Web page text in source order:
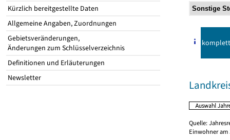
Kürzlich bereitgestellte Daten
Allgemeine Angaben, Zuordnungen
Gebietsveränderungen,
Änderungen zum Schlüsselverzeichnis
Definitionen und Erläuterungen
Newsletter
komplett
Quelle:
Einwohner am